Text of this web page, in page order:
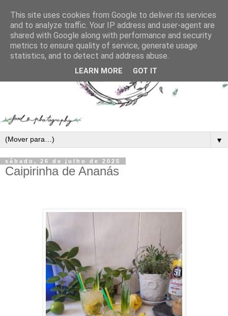
▼
sábado, 26 de julho de 2025
Caipirinha de Ananás
This site uses cookies from Google to deliver its services
and to analyze traffic. Your IP address and user-agent are
shared with Google along with performance and security
metrics to ensure quality of service, generate usage
statistics, and to detect and address abuse.
LEARN MORE GOT IT